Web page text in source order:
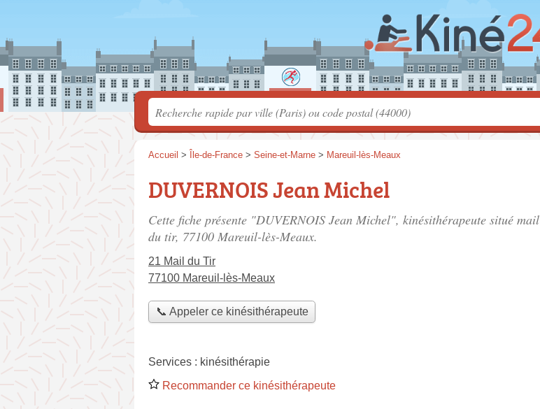
Accueil > Île-de-France > Seine-et-Marne > Mareuil-lès-Meaux
DUVERNOIS Jean Michel
Cette fiche présente "DUVERNOIS Jean Michel", kinésithérapeute situé mail
du tir, 77100 Mareuil-lès-Meaux.
21 Mail du Tir
77100 Mareuil-lès-Meaux
📞 Appeler ce kinésithérapeute
Services : kinésithérapie
Recommander ce kinésithérapeute